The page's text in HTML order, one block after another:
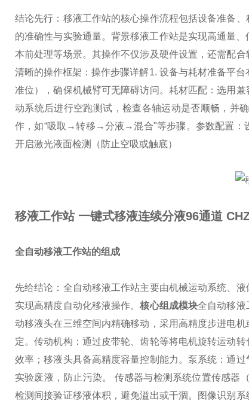
结论先行：移液工作站的核心操作流程包括设备准备
的准确性与实验通量。 背景移液工作站是实现高通量
本前处理等场景。其操作不仅涉及硬件设置，还需配
清晰的操作框架：操作步骤详解1. 设备与耗材准备平台
准位），确保机械臂可无障碍访问。 耗材匹配：选用
动系统后进行空跑测试，检查各轴运动是否顺畅，并
作，如“吸取→转移→分液→混合"等步骤。 参数配置：
开启激光液面检测（防止空吸或触底）
移液工作站 一键式移液连续分液96通道
全自动移液工作站的组成
先给结论：全自动移液工作站主要由机械运动系统、
实现高精度自动化移液操作。核心组成模块全自动移液
动移液头在三维空间内精确移动，采用高精度步进电机
定。传动机构：通过皮带轮、齿轮等将电机旋转运动
效率；移液头具备高精度容量控制能力。 泵系统：通过
实验废液，防止污染。 传感器与检测系统位置传感器
检测间接验证移液体积，避免溢出或干涸。
图像识别